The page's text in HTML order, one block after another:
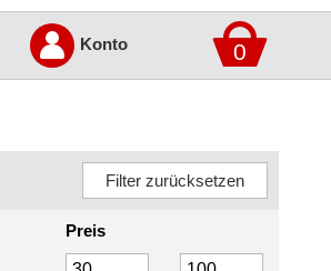
0
Konto
Preis